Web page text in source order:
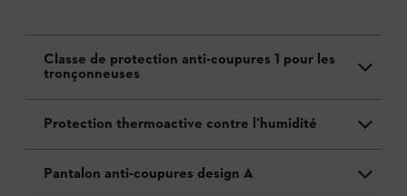
Classe de protection anti-coupures 1 pour les
tronçonneuses
Protection thermoactive contre l’humidité
Pantalon anti-coupures design A